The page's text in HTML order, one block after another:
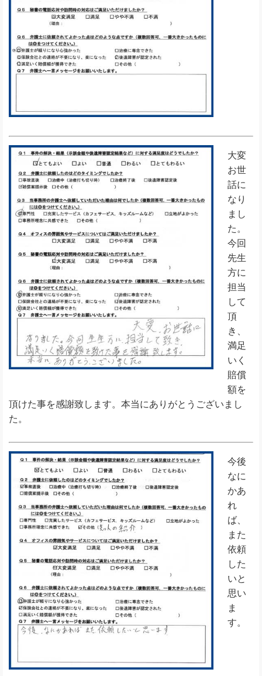
大変
お世
話に
なり
まし
た。
今回
先生
方に
担当
して
頂
き、
満足
いく
賠償
額を
頂けた事を感謝致します。本当にありがとうございまし
た。
今後
なに
かあ
れ
ば、
また
依頼
した
いと
思い
ま
す。